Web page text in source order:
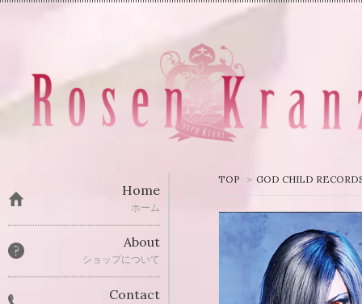
TOP > GOD CHILD
Home
ホーム
About
ショップについて
Contact